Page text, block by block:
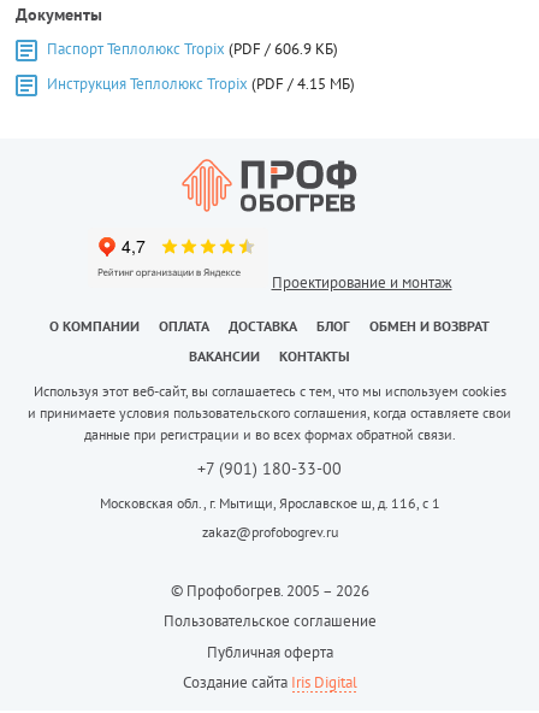
Документы
Паспорт Теплолюкс Tropix (PDF / 606.9 КБ)
Инструкция Теплолюкс Tropix (PDF / 4.15 МБ)
Проектирование и монтаж
О КОМПАНИИ ОПЛАТА ДОСТАВКА БЛОГ
ОБМЕН И ВОЗВРАТ
ВАКАНСИИ
КОНТАКТЫ
Используя этот веб-сайт, вы соглашаетесь с тем, что мы используем cookies
и принимаете условия пользовательского соглашения, когда оставляете свои
данные при регистрации и во всех формах обратной связи.
+7 (901) 180-33-00
Московская обл., г. Мытищи, Ярославское ш, д. 116, с 1
zakaz@profobogrev.ru
© Профобогрев. 2005 – 2026
Пользовательское соглашение
Публичная оферта
Создание сайта Iris Digital